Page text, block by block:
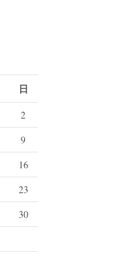
日
2
9
16
23
30